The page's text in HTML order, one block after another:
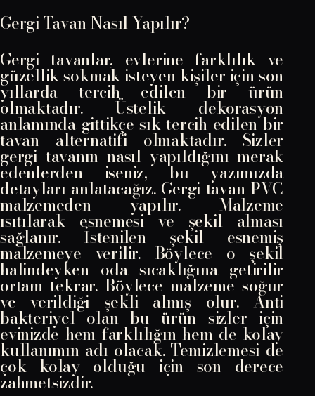
Gergi Tavan Nasıl Yapılır?
Gergi tavanlar, evlerine farklılık ve
güzellik sokmak isteyen kişiler için son
yıllarda tercih edilen bir ürün
olmaktadır. Üstelik dekorasyon
anlamında gittikçe sık tercih edilen bir
tavan alternatifi olmaktadır. Sizler
gergi tavanın nasıl yapıldığını merak
edenlerden iseniz, bu yazımızda
detayları anlatacağız. Gergi tavan PVC
malzemeden yapılır. Malzeme
ısıtılarak esnemesi ve şekil alması
sağlanır. İstenilen şekil esnemiş
malzemeye verilir. Böylece o şekil
halindeyken oda sıcaklığına getirilir
ortam tekrar. Böylece malzeme soğur
ve verildiği şekli almış olur. Anti
bakteriyel olan bu ürün sizler için
evinizde hem farklılığın hem de kolay
kullanımın adı olacak. Temizlemesi de
çok kolay olduğu için son derece
zahmetsizdir.